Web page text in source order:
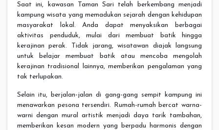
Saat ini, kawasan Taman Sari telah berkembang menjadi
kampung wisata yang memadukan sejarah dengan kehidupan
masyarakat lokal. Anda dapat menyaksikan berbagai
aktivitas penduduk, mulai dari membuat batik hingga
kerajinan perak. Tidak jarang, wisatawan diajak langsung
untuk belajar membuat batik atau mencoba mengolah
kerajinan tradisional lainnya, memberikan pengalaman yang
tak terlupakan.
Selain itu, berjalan-jalan di gang-gang sempit kampung ini
menawarkan pesona tersendiri. Rumah-rumah bercat warna-
warni dengan mural artistik menjadi daya tarik tambahan,
memberikan kesan modern yang berpadu harmonis dengan